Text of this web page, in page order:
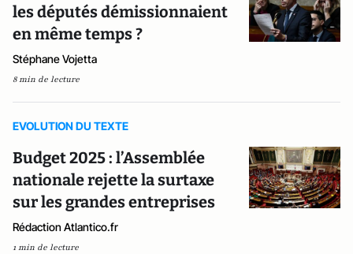
les députés démissionnaient
en même temps ?
Stéphane Vojetta
8 min de lecture
EVOLUTION DU TEXTE
Budget 2025 : l’Assemblée
nationale rejette la surtaxe
sur les grandes entreprises
Rédaction Atlantico.fr
1 min de lecture